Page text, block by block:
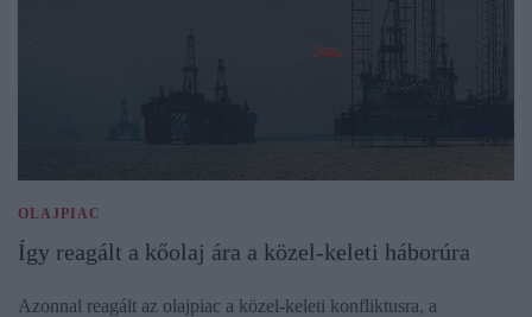
OLAJPIAC
Így reagált a kőolaj ára a közel-keleti háborúra
Azonnal reagált az olajpiac a közel-keleti konfliktusra, a